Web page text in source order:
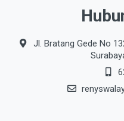
Jl. Bratang Gede No